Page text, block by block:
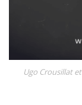
Ugo Crousillat